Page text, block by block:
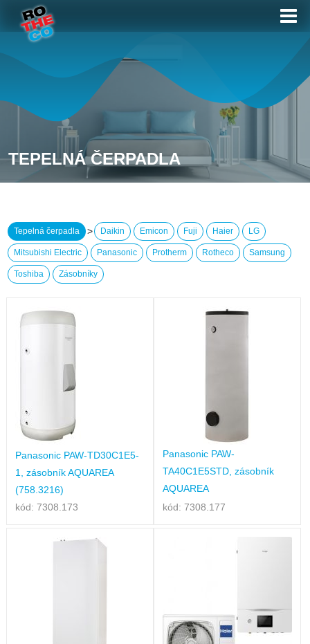
TEPELNÁ ČERPADLA
Tepelná čerpadla > Daikin Emicon Fuji Haier LG
Mitsubishi Electric Panasonic Protherm Rotheco Samsung
Toshiba Zásobníky
Panasonic PAW-TD30C1E5-
1, zásobník AQUAREA
(758.3216)
kód: 7308.173
Panasonic PAW-
TA40C1E5STD, zásobník
AQUAREA
kód: 7308.177